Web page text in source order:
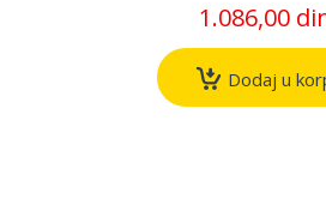
1.086,00
Dodaj u